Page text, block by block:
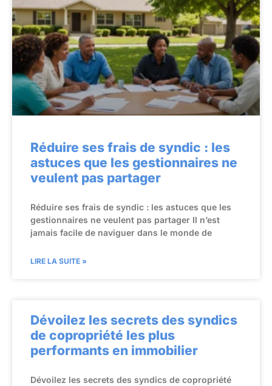
Réduire ses frais de syndic : les
astuces que les gestionnaires ne
veulent pas partager
Réduire ses frais de syndic : les astuces que les
gestionnaires ne veulent pas partager Il n’est
jamais facile de naviguer dans le monde de
LIRE LA SUITE »
Dévoilez les secrets des syndics
de copropriété les plus
performants en immobilier
Dévoilez les secrets des syndics de copropriété